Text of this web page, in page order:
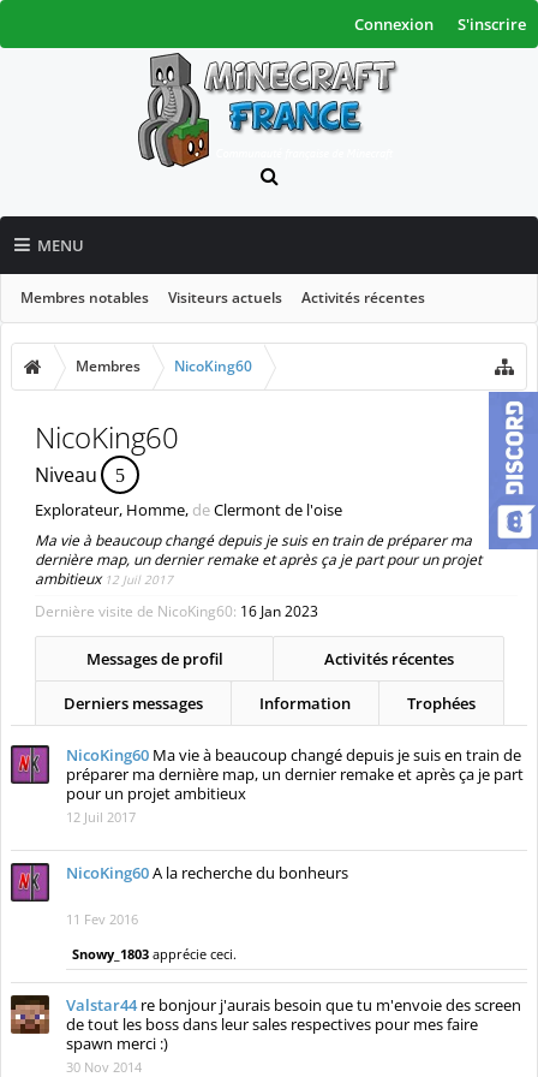
Connexion S'inscrire
MENU
Membres notables Visiteurs actuels Activités récentes
Nouveaux messages de profil
NicoKing60
Niveau 5